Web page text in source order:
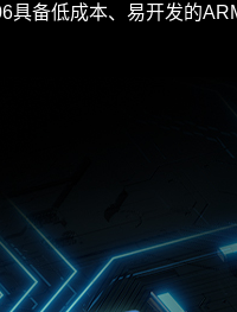
具备低成本、易开发的